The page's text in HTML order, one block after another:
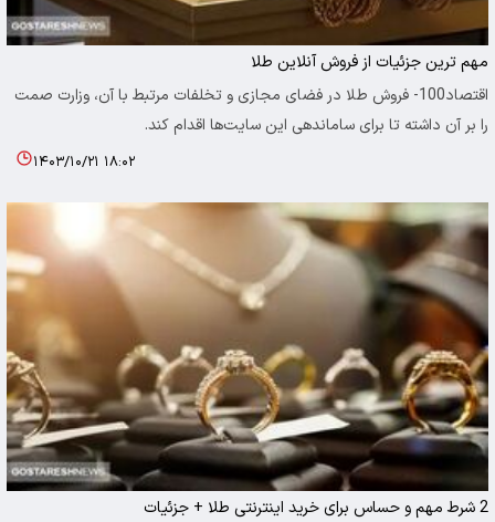
مهم ترین جزئیات از فروش آنلاین طلا
اقتصاد100- فروش طلا در فضای مجازی و تخلفات مرتبط با آن، وزارت صمت
را بر آن داشته تا برای ساماندهی این سایت‌ها اقدام کند.
۱۴۰۳/۱۰/۲۱ ۱۸:۰۲
2 شرط مهم و حساس برای خرید اینترنتی طلا + جزئیات